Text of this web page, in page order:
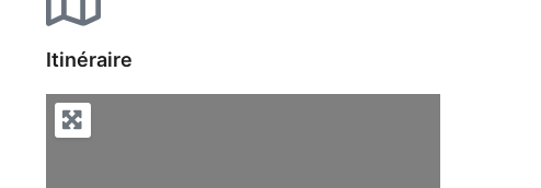
Itinéraire